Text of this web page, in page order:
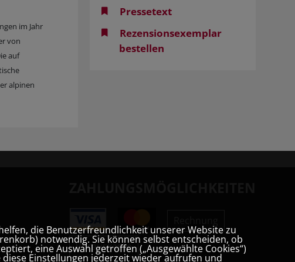
im Jahr
von
auf
alpinen
Pressetext
Rezensionsexemplar
bestellen
Vorauskasse
die Benutzerfreundlichkeit unserer Website zu
notwendig. Sie können selbst entscheiden, ob
eine Auswahl getroffen („Ausgewählte Cookies“)
diese Einstellungen jederzeit wieder aufrufen und